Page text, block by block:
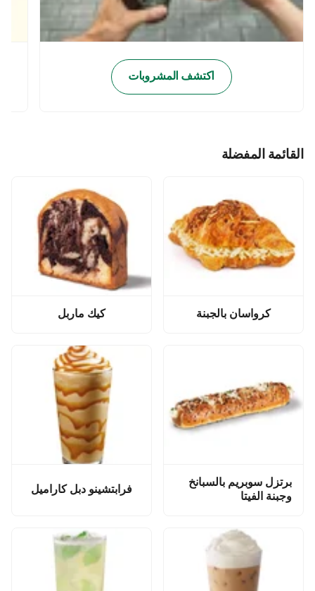
اكتشف المشروبات
القائمة المفضلة
كرواسان بالجبنة كيك ماربل
برتزل سوبريم بالسبانخ
وجبنة الفيتا
فرابتشينو دبل كاراميل